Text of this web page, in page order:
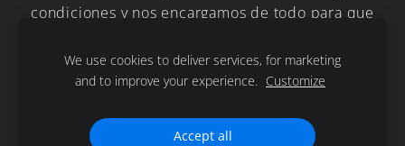
condiciones y nos encargamos de todo para que
We use cookies to deliver services, for marketing
and to improve your experience. Customize
Accept all